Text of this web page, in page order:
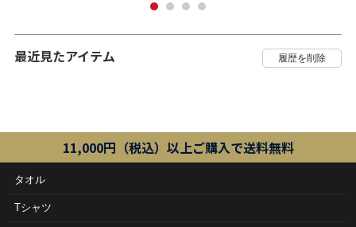
最近見たアイテム
11,000円（税込）以上ご購入で送料無料
タオル
Tシャツ